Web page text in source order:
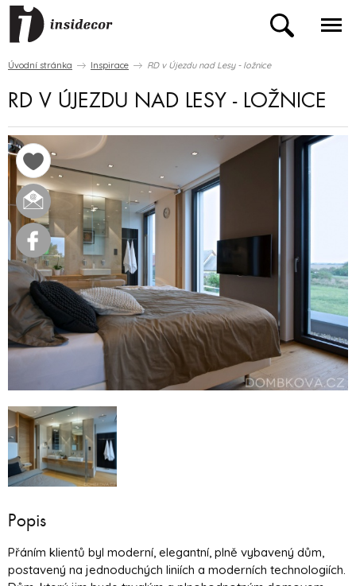
Úvodní stránka Inspirace RD v Újezdu nad Lesy - ložnice
RD V ÚJEZDU NAD LESY - LOŽNICE
Popis
Přáním klientů byl moderní, elegantní, plně vybavený dům,
postavený na jednoduchých liniích a moderních technologiích.